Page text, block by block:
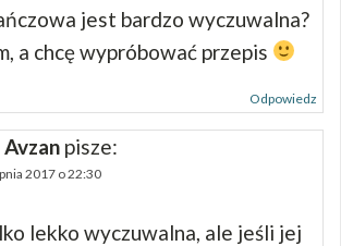
jest bardzo wyczuwalna?
a chcę wypróbować przepis
Odpowiedz
Avzan pisze:
2017 o 22:30
lekko wyczuwalna, ale jeśli jej